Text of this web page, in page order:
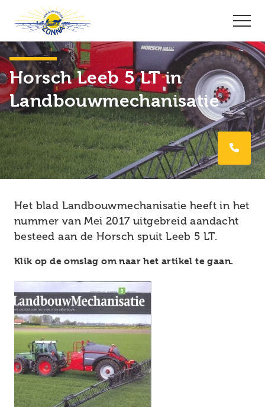
Horsch Leeb 5 LT in
Landbouwmechanisatie
Het blad Landbouwmechanisatie heeft in het
nummer van Mei 2017 uitgebreid aandacht
besteed aan de Horsch spuit Leeb 5 LT.
Klik op de omslag om naar het artikel te gaan.